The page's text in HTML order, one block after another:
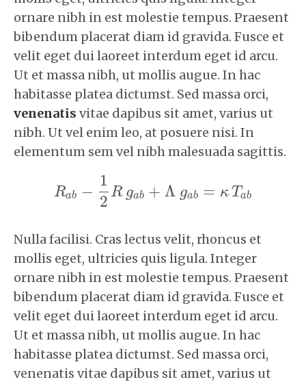
ornare nibh in est molestie tempus. Praesent
bibendum placerat diam id gravida. Fusce et
velit eget dui laoreet interdum eget id arcu.
Ut et massa nibh, ut mollis augue. In hac
habitasse platea dictumst. Sed massa orci,
venenatis vitae dapibus sit amet, varius ut
nibh. Ut vel enim leo, at posuere nisi. In
elementum sem vel nibh malesuada sagittis.
Rab −
1
2
R gab + Λ gab = κTab
Ra b−12Rga b+Λg ab= κT ab
Nulla facilisi. Cras lectus velit, rhoncus et
mollis eget, ultricies quis ligula. Integer
ornare nibh in est molestie tempus. Praesent
bibendum placerat diam id gravida. Fusce et
velit eget dui laoreet interdum eget id arcu.
Ut et massa nibh, ut mollis augue. In hac
habitasse platea dictumst. Sed massa orci,
venenatis vitae dapibus sit amet, varius ut